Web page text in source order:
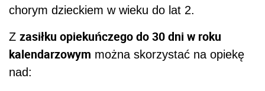
chorym dzieckiem w wieku do lat 2.
Z zasiłku opiekuńczego do 30 dni w roku
kalendarzowym można skorzystać na opiekę
nad: